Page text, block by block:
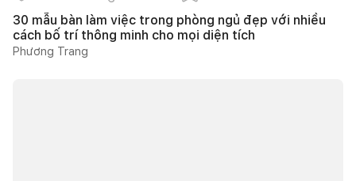
30 mẫu bàn làm việc trong phòng ngủ đẹp với nhiều
cách bố trí thông minh cho mọi diện tích
Phương Trang